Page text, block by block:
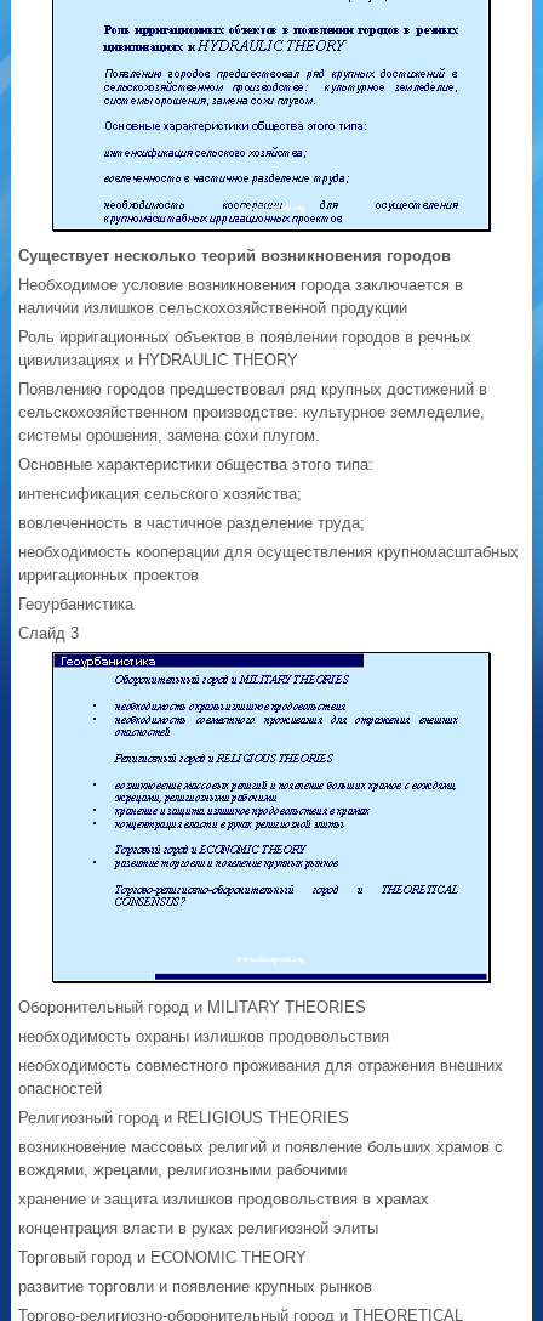
Существует несколько теорий возникновения городов
Необходимое условие возникновения города заключается в
наличии излишков сельскохозяйственной продукции
Роль ирригационных объектов в появлении городов в речных
цивилизациях и HYDRAULIC THEORY
Появлению городов предшествовал ряд крупных достижений в
сельскохозяйственном производстве: культурное земледелие,
системы орошения, замена сохи плугом.
Основные характеристики общества этого типа:
интенсификация сельского хозяйства;
вовлеченность в частичное разделение труда;
необходимость кооперации для осуществления крупномасштабных
ирригационных проектов
Геоурбанистика
Слайд 3
Оборонительный город и MILITARY THEORIES
необходимость охраны излишков продовольствия
необходимость совместного проживания для отражения внешних
опасностей
Религиозный город и RELIGIOUS THEORIES
возникновение массовых религий и появление больших храмов с
вождями, жрецами, религиозными рабочими
хранение и защита излишков продовольствия в храмах
концентрация власти в руках религиозной элиты
Торговый город и ECONOMIC THEORY
развитие торговли и появление крупных рынков
Торгово-религиозно-оборонительный город и THEORETICAL